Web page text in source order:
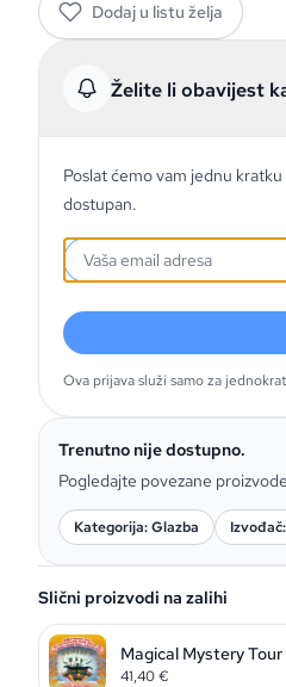
Dodaj u listu želja
Želite li obavijest
Poslat ćemo vam jednu
dostupan.
Ova prijava služi samo za
Trenutno nije dostupno.
Pogledajte povezane
Kategorija: Glazba
Slični proizvodi na zalihi
Magical Mystery Tour
41,40€